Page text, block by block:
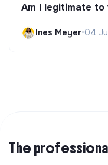
Am I legitimate
Ines Meyer•04
The